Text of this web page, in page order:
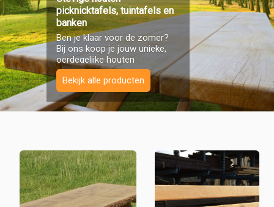
inhoud
picknicktafels, tuintafels en
banken
Ben je klaar voor de zomer?
Bij ons koop je jouw unieke,
oerdegelijke houten
picknicktafel of tuinmeubel die
jarenlang meegaat. Gemaakt
van Nederlands eikenhout
voor jarenlang zitplezier!
Bekijk alle producten